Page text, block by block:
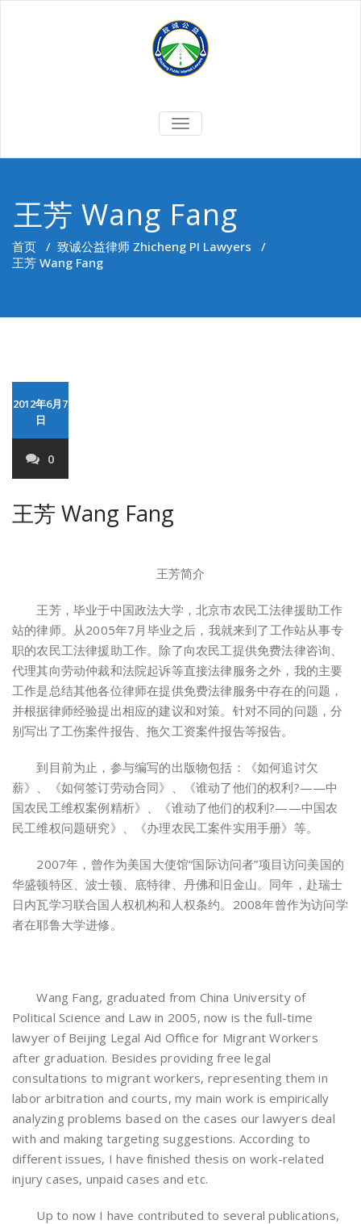
切
换
王芳 Wang Fang
首页 / 致诚公益律师 Zhicheng PI Lawyers /
王芳 Wang Fang
2012年6月7
日
0
王芳 Wang Fang
王芳简介
王芳，毕业于中国政法大学，北京市农民工法律援助工作
站的律师。从2005年7月毕业之后，我就来到了工作站从事专
职的农民工法律援助工作。除了向农民工提供免费法律咨询、
代理其向劳动仲裁和法院起诉等直接法律服务之外，我的主要
工作是总结其他各位律师在提供免费法律服务中存在的问题，
并根据律师经验提出相应的建议和对策。针对不同的问题，分
别写出了工伤案件报告、拖欠工资案件报告等报告。
到目前为止，参与编写的出版物包括：《如何追讨欠
薪》、《如何签订劳动合同》、《谁动了他们的权利?——中
国农民工维权案例精析》、《谁动了他们的权利?——中国农
民工维权问题研究》、《办理农民工案件实用手册》等。
2007年，曾作为美国大使馆“国际访问者”项目访问美国的
华盛顿特区、波士顿、底特律、丹佛和旧金山。同年，赴瑞士
日内瓦学习联合国人权机构和人权条约。2008年曾作为访问学
者在耶鲁大学进修。
Wang Fang, graduated from China University of
Political Science and Law in 2005, now is the full-time
lawyer of Beijing Legal Aid Office for Migrant Workers
after graduation. Besides providing free legal
consultations to migrant workers, representing them in
labor arbitration and courts, my main work is empirically
analyzing problems based on the cases our lawyers deal
with and making targeting suggestions. According to
different issues, I have finished thesis on work-related
injury cases, unpaid cases and etc.
Up to now I have contributed to several publications,